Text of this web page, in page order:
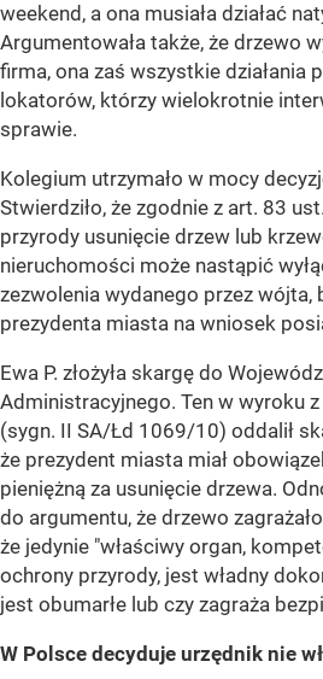
weekend, a ona musiała działać
Argumentowała także, że drzewo
firma, ona zaś wszystkie działania
lokatorów, którzy wielokrotnie
sprawie.
Kolegium utrzymało w mocy
Stwierdziło, że zgodnie z art. 83
przyrody usunięcie drzew lub
nieruchomości może nastąpić
zezwolenia wydanego przez wójta,
prezydenta miasta na wniosek
Ewa P. złożyła skargę do
Administracyjnego. Ten w wyroku
(sygn. II SA/Łd 1069/10) oddalił
że prezydent miasta miał
pieniężną za usunięcie drzewa.
do argumentu, że drzewo
że jedynie "właściwy organ,
ochrony przyrody, jest władny
jest obumarłe lub czy zagraża
W Polsce decyduje urzędnik nie